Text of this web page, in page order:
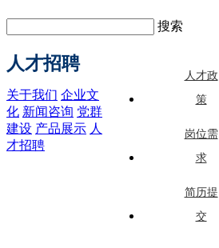
搜索
人才招聘
人才政
策
岗位需
求
简历提
交
关于我们 企业文
化 新闻咨询 党群
建设 产品展示 人
才招聘